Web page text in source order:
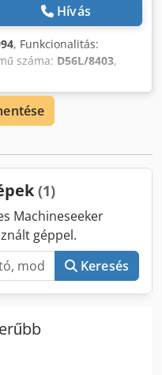
Hívás
, Funkcionalitás:
száma: D56L/8403,
Csomagolósor Gyártó:
Munkaterület:
Is Alwjf Helyszín:
(1)
Machineseeker
géppel.
Keresés